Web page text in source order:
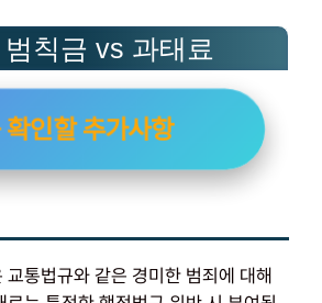
칙금 vs 과태료
확인할 추가사항
교통법규와 같은 경미한 범죄에 대해